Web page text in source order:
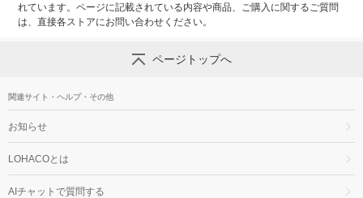
れています。ページに記載されている内容や商品、ご購入に関するご質問
は、直接各ストアにお問い合わせください。
ページトップへ
関連サイト・ヘルプ・その他
お知らせ
LOHACOとは
AIチャットで質問する